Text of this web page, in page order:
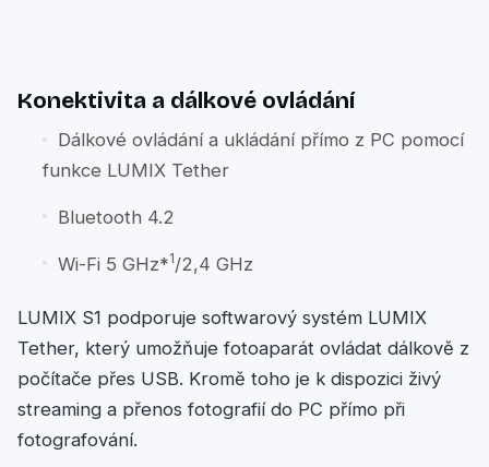
Konektivita a dálkové ovládání
Dálkové ovládání a ukládání přímo z PC pomocí
funkce LUMIX Tether
Bluetooth 4.2
Wi-Fi 5 GHz*1/2,4 GHz
LUMIX S1 podporuje softwarový systém LUMIX
Tether, který umožňuje fotoaparát ovládat dálkově z
počítače přes USB. Kromě toho je k dispozici živý
streaming a přenos fotografií do PC přímo při
fotografování.